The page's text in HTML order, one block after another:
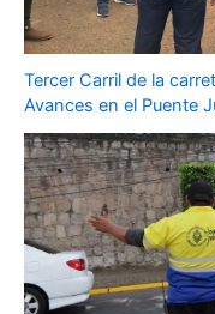
Tercer Carril de la
Avances en el Puente